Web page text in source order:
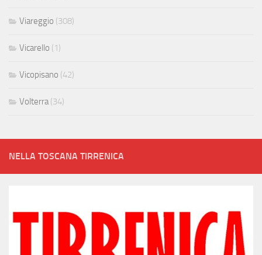
Viareggio (308)
Vicarello (1)
Vicopisano (42)
Volterra (34)
NELLA TOSCANA TIRRENICA